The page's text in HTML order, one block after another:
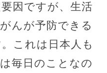
因ですが、生活
んが予防できる
これは日本人も
毎日のことなの